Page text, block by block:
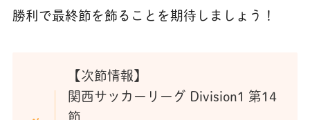
勝利で最終節を飾ることを期待しましょう！
【次節情報】
関西サッカーリーグ Division1 第14
節